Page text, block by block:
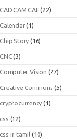
CAD CAM CAE (22)
Calendar (1)
Chip Story (16)
CNC (3)
Computer Vision (27)
Creative Commons (5)
cryptocurrency (1)
css (12)
css in tamil (10)